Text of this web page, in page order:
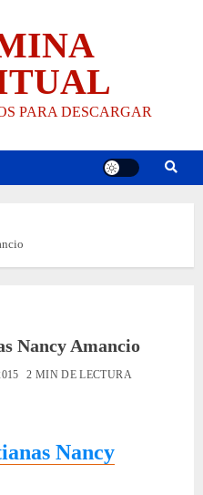
PARA DESCARGAR
Nancy Amancio
2 MIN DE LECTURA
Nancy